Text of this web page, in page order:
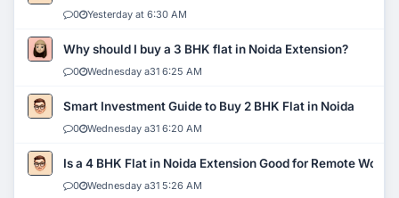
0 Yesterday at 6:30 AM
Why should I buy a 3 BHK flat in Noida Extension?
0 Wednesday a31 6:25 AM
Smart Investment Guide to Buy 2 BHK Flat in Noida
0 Wednesday a31 6:20 AM
Is a 4 BHK Flat in Noida Extension Good for Remote Work?
0 Wednesday a31 5:26 AM